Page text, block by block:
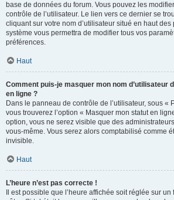
base de données du forum. Vous pouvez les
contrôle de l’utilisateur. Le lien vers ce dernier se
cliquant sur votre nom d’utilisateur situé en haut des
système vous permettra de modifier tous vos
préférences.
Haut
Comment puis-je masquer mon nom d’utilisateur
en ligne ?
Dans le panneau de contrôle de l’utilisateur, sous «
vous trouverez l’option « Masquer mon statut en
option, vous ne serez visible que des
vous-même. Vous serez alors comptabilisé comme
invisible.
Haut
L’heure n’est pas correcte !
Il est possible que l’heure affichée soit réglée sur